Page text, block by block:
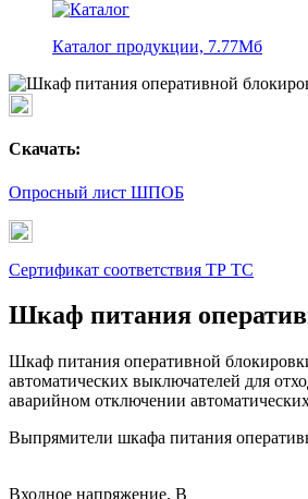
Каталог продукции, 7.77Мб
Cкачать:
Опросный лист ШПОБ
Сертификат соответствия ТР ТС
Шкаф питания
Шкаф питания оперативной
автоматических выключателей для
аварийном отключении
Выпрямители шкафа питания
Входное напряжение, В